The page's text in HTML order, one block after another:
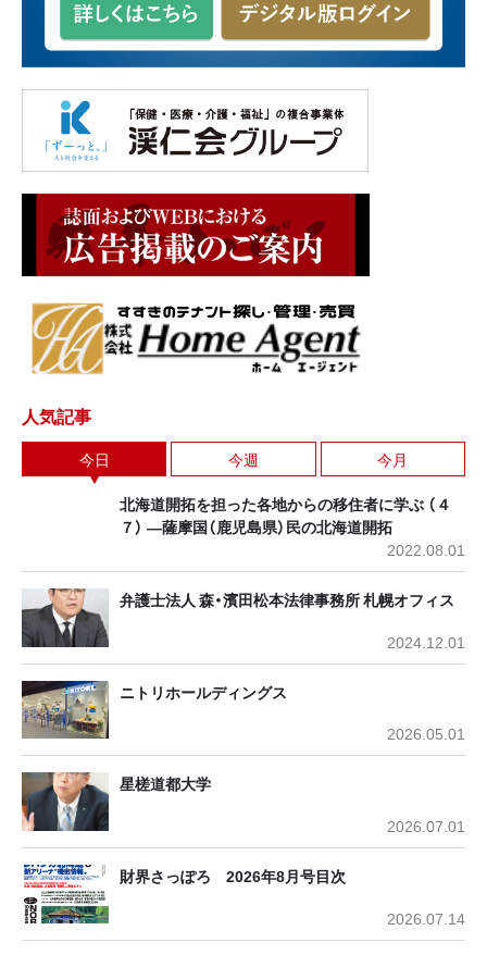
人気記事
今日 今週 今月
北海道開拓を担った各地からの移住者に学ぶ （４
７） ―薩摩国（鹿児島県）民の北海道開拓
2022.08.01
弁護士法人 森・濱田松本法律事務所 札幌オフィス
2024.12.01
ニトリホールディングス
2026.05.01
星槎道都大学
2026.07.01
財界さっぽろ 2026年8月号目次
2026.07.14